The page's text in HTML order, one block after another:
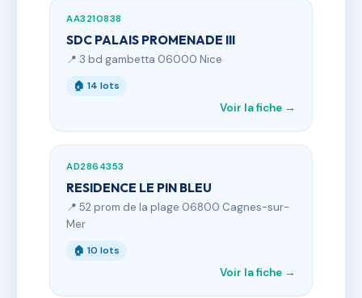
AA3210838
SDC PALAIS PROMENADE III
📍 3 bd gambetta 06000 Nice
🏠 14 lots
Voir la fiche →
AD2864353
RESIDENCE LE PIN BLEU
📍 52 prom de la plage 06800 Cagnes-sur-
Mer
🏠 10 lots
Voir la fiche →